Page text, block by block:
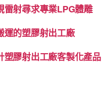
雷射尋求專業LPG體雕
運的塑膠射出工廠
塑膠射出工廠客製化產品